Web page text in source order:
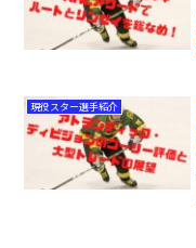
現役スター選手紹介